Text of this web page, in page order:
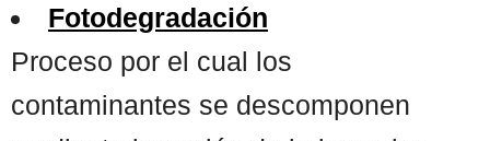
Fotodegradación
Proceso por el cual los
contaminantes se descomponen